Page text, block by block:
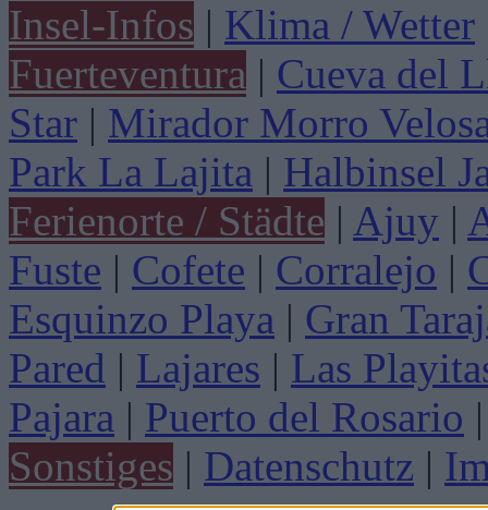
Insel-Infos | Klima / Wetter
Fuerteventura | Cueva del
Star | Mirador Morro
Park La Lajita | Halbinsel
Ferienorte / Städte | Ajuy |
Fuste | Cofete | Corralejo |
Esquinzo Playa | Gran
Pared | Lajares | Las
Pajara | Puerto del Rosario |
Sonstiges | Datenschutz |